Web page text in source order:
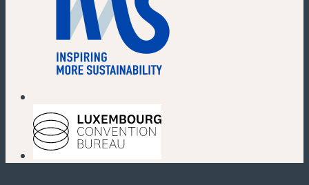
(nouvelle fenêtre)